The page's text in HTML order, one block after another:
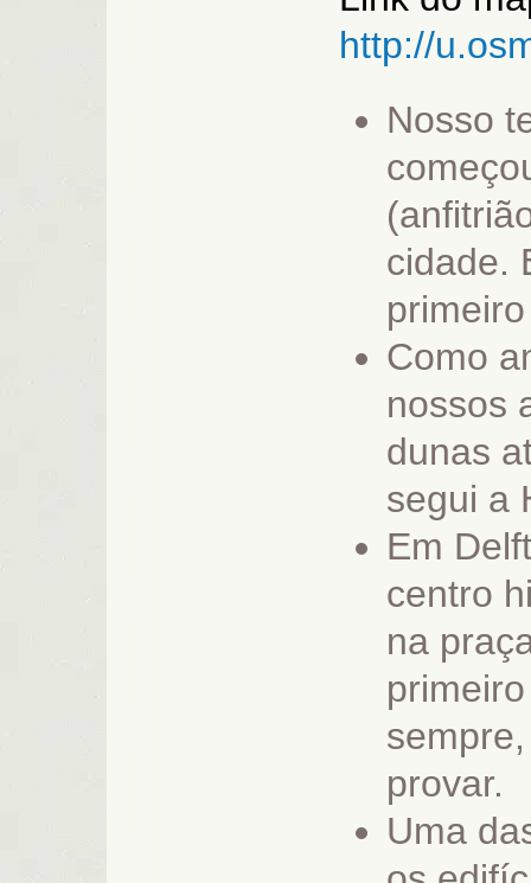
http://
Nosso
cidade.
Como
nossos
dunas
segui a
Em
centro
na
provar.
Uma